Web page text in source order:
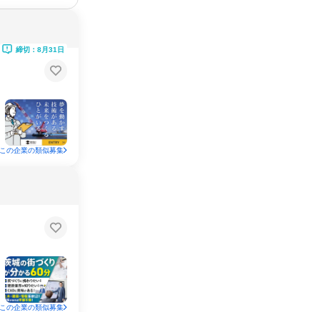
締切：8月31日
この企業の類似募集
この企業の類似募集